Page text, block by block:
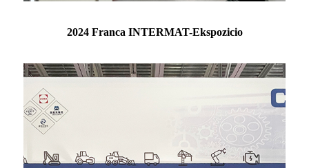
2024 Franca INTERMAT-Ekspozicio